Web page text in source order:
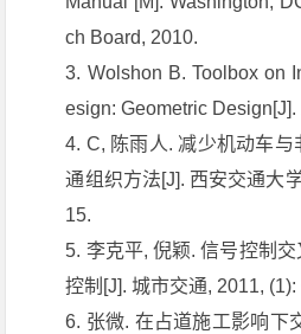
ch Board, 2010.
Wolshon B. Toolbox on
esign: Geometric Design[J].
C, 陈雨人. 减少机动车
通组织方法[J]. 西安交通大
15.
李克平, 倪颖. 信号控制
控制[J]. 城市交通, 2011, (1):
张微. 在占道施工影响下